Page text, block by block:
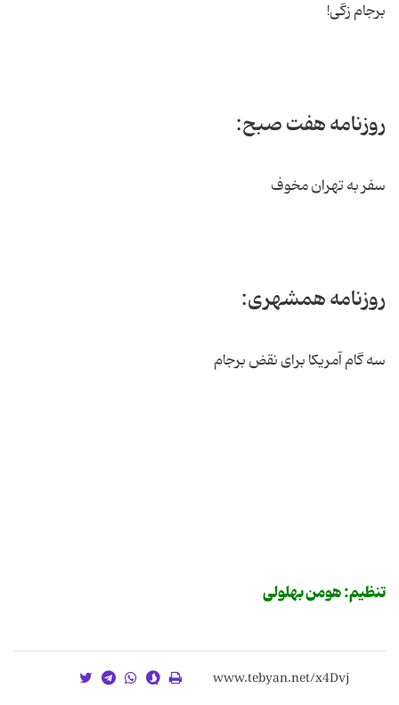
برجام زگی!
روزنامه هفت صبح:
سفر به تهران مخوف
روزنامه همشهری:
سه گام آمریکا برای نقض برجام
تنظیم: هومن بهلولی